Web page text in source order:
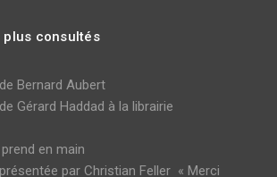
consultés
Bernard Aubert
Gérard Haddad à la librairie
en main
par Christian Feller « Merci